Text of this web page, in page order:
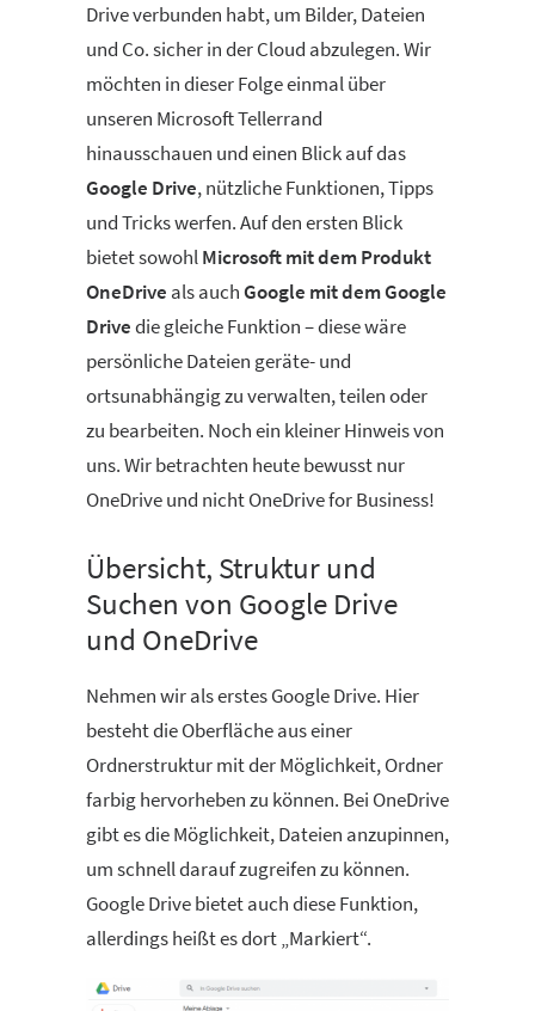
Drive verbunden habt, um Bilder, Dateien
und Co. sicher in der Cloud abzulegen. Wir
möchten in dieser Folge einmal über
unseren Microsoft Tellerrand
hinausschauen und einen Blick auf das
Google Drive, nützliche Funktionen, Tipps
und Tricks werfen. Auf den ersten Blick
bietet sowohlMicrosoft mit dem Produkt
OneDrive als auchGoogle mit dem Google
Drivedie gleiche Funktion – diese wäre
persönliche Dateien geräte- und
ortsunabhängig zu verwalten, teilen oder
zu bearbeiten. Noch ein kleiner Hinweis von
uns. Wir betrachten heute bewusst nur
OneDrive und nicht OneDrive for Business!
Übersicht, Struktur und
Suchen von Google Drive
und OneDrive
Nehmen wir als erstes Google Drive. Hier
besteht die Oberfläche aus einer
Ordnerstruktur mit der Möglichkeit, Ordner
farbig hervorheben zu können. Bei OneDrive
gibt es die Möglichkeit, Dateien anzupinnen,
um schnell darauf zugreifen zu können.
Google Drive bietet auch diese Funktion,
allerdings heißt es dort „Markiert“.